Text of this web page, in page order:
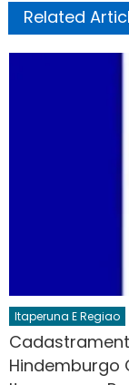
Related
Itaperuna E Regiao
Hindemburgo